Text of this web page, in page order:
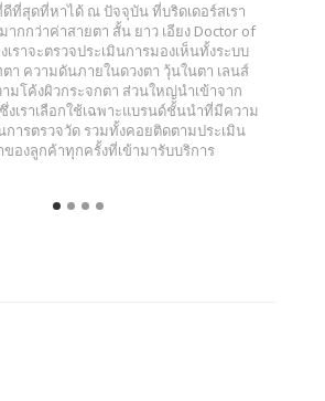
ดีที่สุดที่หาได้ ณ ปัจจุบัน ที่บริดเดอร์สเรา
ากกว่าค่าสายตา สั้น ยาว เอียง Doctor of
ราจะตรวจประเมินการมองเห็นทั้งระบบ
า ความดันภายในดวงตา วุ้นในตา เลนส์
มโค้งผิวกระจกตา ส่วนใหญ่นำเข้าจาก
งเราเลือกใช้เฉพาะแบรนด์ชั้นนำที่มีความ
การตรวจวัด รวมทั้งคอยติดตามประเมิน
องลูกค้าทุกครั้งที่เข้ามารับบริการ